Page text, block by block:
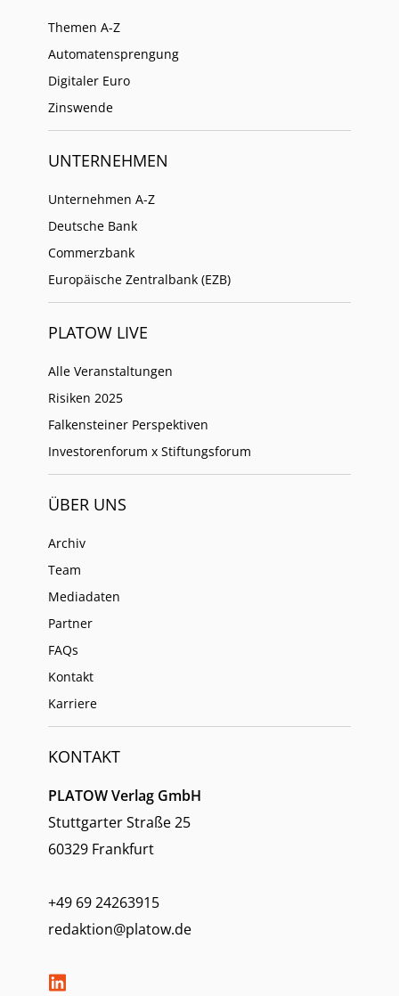
Themen A-Z
Automatensprengung
Digitaler Euro
Zinswende
UNTERNEHMEN
Unternehmen A-Z
Deutsche Bank
Commerzbank
Europäische Zentralbank (EZB)
PLATOW LIVE
Alle Veranstaltungen
Risiken 2025
Falkensteiner Perspektiven
Investorenforum x Stiftungsforum
ÜBER UNS
Archiv
Team
Mediadaten
Partner
FAQs
Kontakt
Karriere
KONTAKT
PLATOW Verlag GmbH
Stuttgarter Straße 25
60329 Frankfurt
+49 69 24263915
redaktion@platow.de